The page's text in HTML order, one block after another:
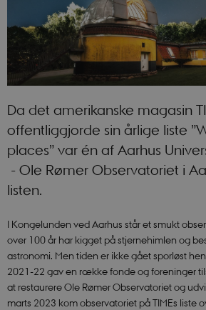
Da det amerikanske magasin
offentliggjorde sin årlige liste
places” var én af Aarhus
- Ole Rømer Observatoriet i
listen.
I Kongelunden ved Aarhus står et smukt
over 100 år har kigget på stjernehimlen og
astronomi. Men tiden er ikke gået sporløst
2021-22 gav en række fonde og foreninger
at restaurere Ole Rømer Observatoriet og
marts 2023 kom observatoriet på TIMEs liste